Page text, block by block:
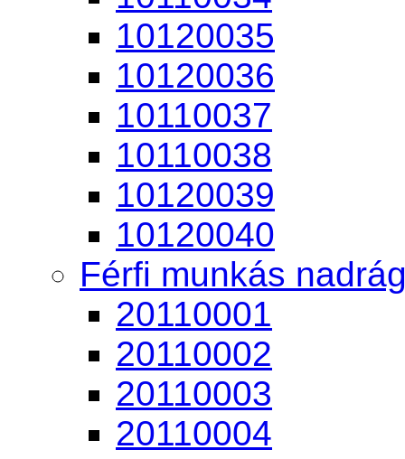
10120035
10120036
10110037
10110038
10120039
10120040
Férfi munkás
20110001
20110002
20110003
20110004